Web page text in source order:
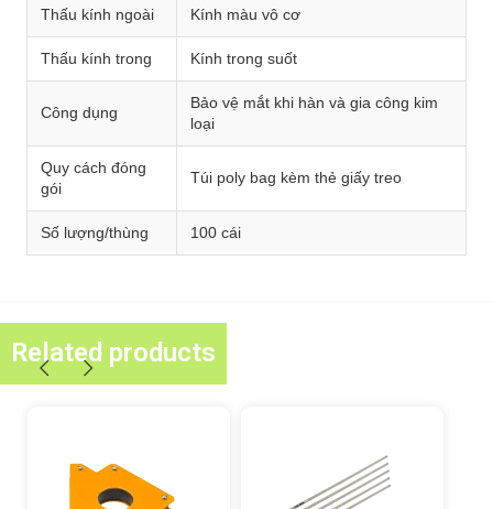
Thấu kính ngoài Kính màu vô cơ
Thấu kính trong Kính trong suốt
Công dụng
Bảo vệ mắt khi hàn và gia công kim
loại
Quy cách đóng
gói
Túi poly bag kèm thẻ giấy treo
Số lượng/thùng 100 cái
Related products